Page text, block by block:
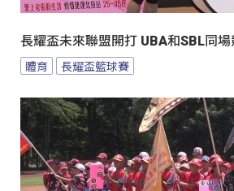
長耀盃未來聯盟開打 UBA和SBL同場
體育 長耀盃籃球賽